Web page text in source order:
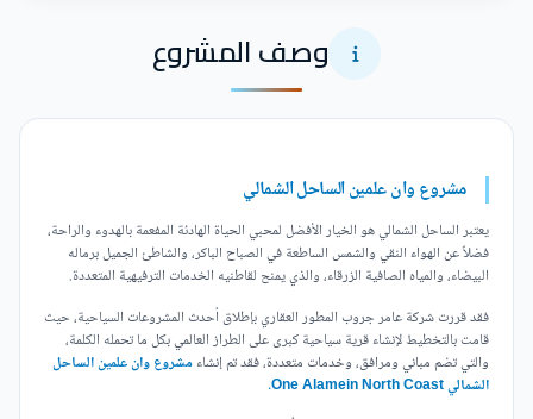
وصف المشروع
مشروع وان علمين الساحل الشمالي
يعتبر الساحل الشمالي هو الخيار الأفضل لمحبي الحياة الهادئة المفعمة بالهدوء والراحة،
فضلاً عن الهواء النقي والشمس الساطعة في الصباح الباكر، والشاطئ الجميل برماله
البيضاء، والمياه الصافية الزرقاء، والذي يمنح لقاطنيه الخدمات الترفيهية المتعددة.
فقد قررت شركة عامر جروب المطور العقاري بإطلاق أحدث المشروعات السياحية، حيث
قامت بالتخطيط لإنشاء قرية سياحية كبرى على الطراز العالمي بكل ما تحمله الكلمة،
والتي تضم مباني ومرافق، وخدمات متعددة، فقد تم إنشاءمشروع وان علمين الساحل
الشمالي One Alamein North Coast.